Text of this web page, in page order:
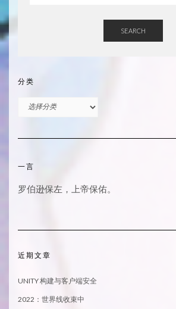
SEARCH
分类
一言
罗伯逊保左，上帝保佑。
近期文章
UNITY 构建与客户端安全
2022：世界线收束中